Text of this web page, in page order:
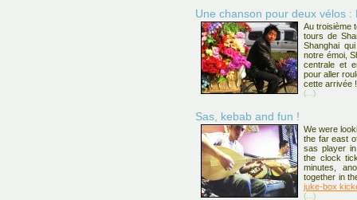
Une chanson pour deux vélos
Au troisième
tours de
Shanghai
notre émoi,
centrale et
pour aller
cette arrivée
(...)
Sas, kebab and fun !
We were
the far east
sas player
the clock
minutes,
together in
juke-box
(...)